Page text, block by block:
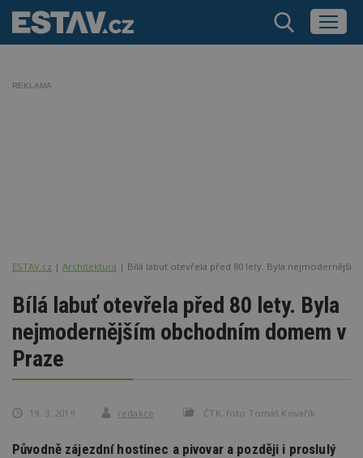
REKLAMA
ESTAV.cz Architektura Bílá labuť otevřela před 80 lety. Byla
Bílá labuť otevřela před 80 lety. Byla
nejmodernějším obchodním domem v
Praze
19. 3. 2019 redakce ČTK, foto Tomáš Kovařík
Původně zájezdní hostinec a pivovar a později i proslulý